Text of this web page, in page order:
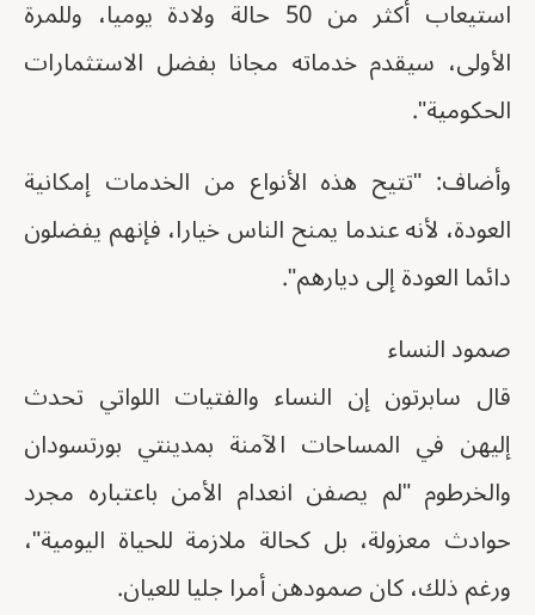
استيعاب أكثر من 50 حالة ولادة يوميا، وللمرة
الأولى، سيقدم خدماته مجانا بفضل الاستثمارات
الحكومية".
وأضاف: "تتيح هذه الأنواع من الخدمات إمكانية
العودة، لأنه عندما يمنح الناس خيارا، فإنهم يفضلون
دائما العودة إلى ديارهم".
صمود النساء
قال سابرتون إن النساء والفتيات اللواتي تحدث
إليهن في المساحات الآمنة بمدينتي بورتسودان
والخرطوم "لم يصفن انعدام الأمن باعتباره مجرد
حوادث معزولة، بل كحالة ملازمة للحياة اليومية"،
ورغم ذلك، كان صمودهن أمرا جليا للعيان.